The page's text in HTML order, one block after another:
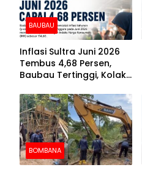
BAUBAU
Inflasi Sultra Juni 2026
Tembus 4,68 Persen,
Baubau Tertinggi, Kolaka
BOMBANA